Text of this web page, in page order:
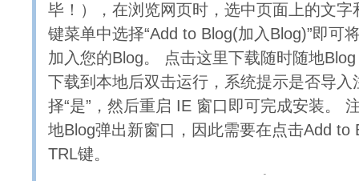
毕！），在浏览网页时，选中页面上的文字
键菜单中选择“Add to Blog(加入Blog)”即可
加入您的Blog。 点击这里下载随时随地
下载到本地后双击运行，系统提示是否导入
择“是”，然后重启 IE 窗口即可完成安装。
地Blog弹出新窗口，因此需要在点击Add to
TRL键。